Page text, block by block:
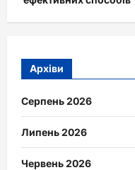
Архіви
Серпень 2026
Липень 2026
Червень 2026